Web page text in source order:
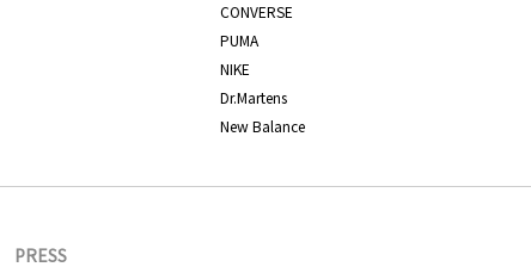
CONVERSE
PUMA
NIKE
Dr.Martens
New Balance
PRESS